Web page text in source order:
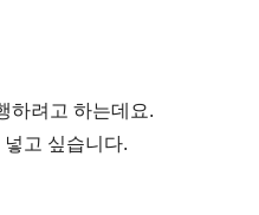
하려고 하는데요.
고 싶습니다.